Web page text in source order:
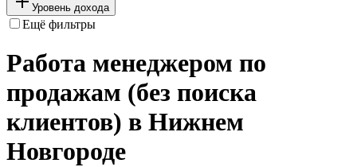
Уровень дохода
Ещё фильтры
Работа менеджером по
продажам (без поиска
клиентов) в Нижнем
Новгороде